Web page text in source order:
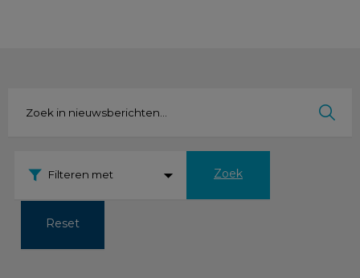
Filteren met Zoek
Reset